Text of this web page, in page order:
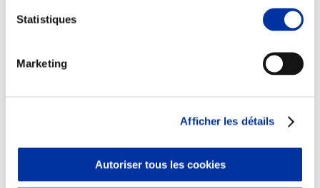
Statistiques
Marketing
Afficher les détails
Autoriser tous les cookies